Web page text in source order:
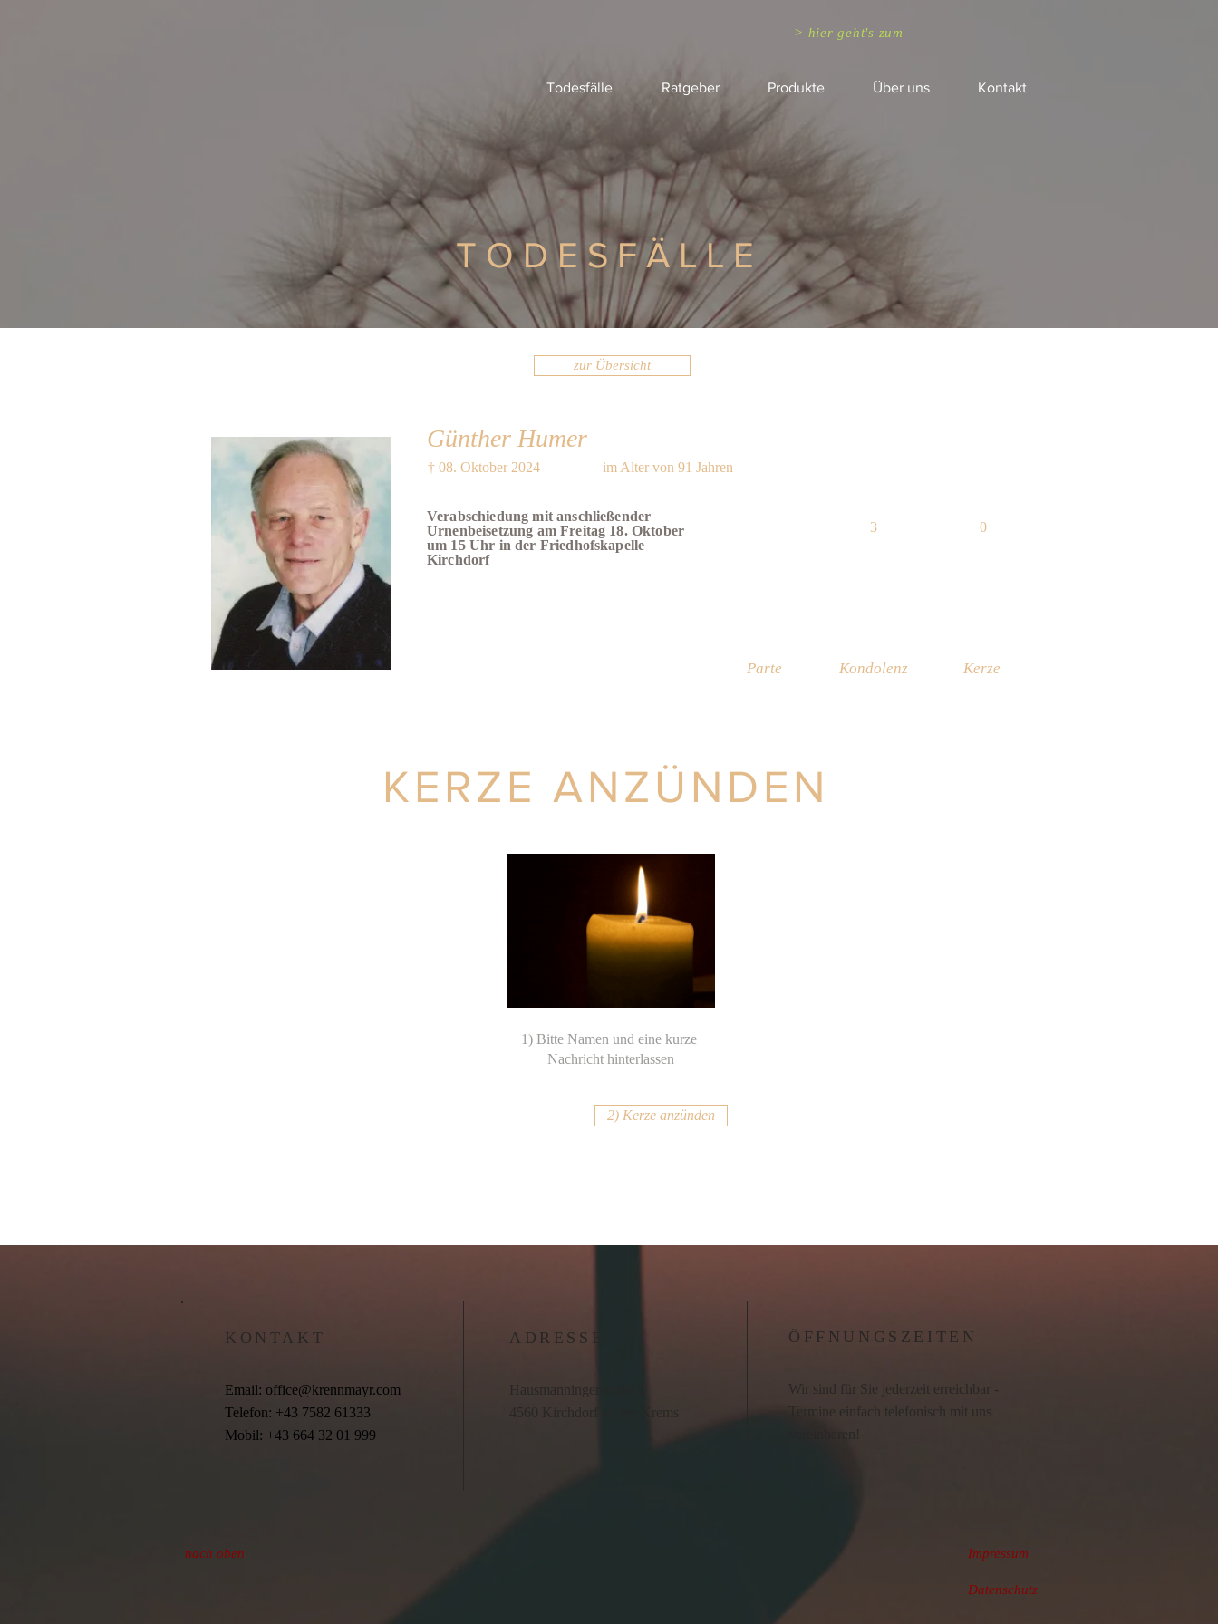
> hier geht's zum
Todesfälle Ratgeber Produkte Über uns Kontakt
TODESFÄLLE
zur Übersicht
KERZE ANZÜNDEN
2) Kerze anzünden
im Alter von 91 Jahren
† 08. Oktober 2024
Günther Humer
Verabschiedung mit anschließender
Urnenbeisetzung am Freitag 18. Oktober
um 15 Uhr in der Friedhofskapelle
Kirchdorf
Parte Kondolenz Kerze
3 0
KONTAKT ADRESSE ÖFFNUNGSZEITEN
Email: office@krennmayr.com
Telefon: +43 7582 61333
Mobil: +43 664 32 01 999
Hausmanningerstraße 4
4560 Kirchdorf an der Krems
Wir sind für Sie jederzeit erreichbar -
Termine einfach telefonisch mit uns
nach oben Impressum
Datenschutz